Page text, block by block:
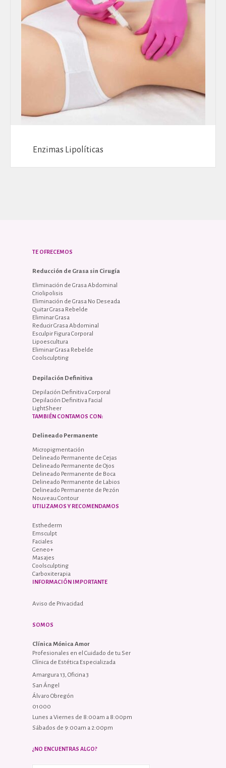
Enzimas Lipolíticas
TE OFRECEMOS
Reducción de Grasa sin Cirugía
Eliminación de Grasa Abdominal
Criolipolisis
Eliminación de Grasa No Deseada
Quitar Grasa Rebelde
Eliminar Grasa
Reducir Grasa Abdominal
Esculpir Figura Corporal
Lipoescultura
Eliminar Grasa Rebelde
Coolsculpting
Depilación Definitiva
Depilación Definitiva Corporal
Depilación Definitiva Facial
LightSheer
TAMBIÉN CONTAMOS CON:
Delineado Permanente
Micropigmentación
Delineado Permanente de Cejas
Delineado Permanente de Ojos
Delineado Permanente de Boca
Delineado Permanente de Labios
Delineado Permanente de Pezón
Nouveau Contour
UTILIZAMOS Y RECOMENDAMOS
Esthederm
Emsculpt
Faciales
Geneo+
Masajes
Coolsculpting
Carboxiterapia
INFORMACIÓN IMPORTANTE
Aviso de Privacidad
SOMOS
Clínica Mónica Amor
Profesionales en el Cuidado de tu Ser
Clínica de Estética Especializada
Amargura 13, Oficina 3
San Ángel
Álvaro Obregón
01000
Lunes a Viernes de 8:00am a 8:00pm
Sábados de 9:00am a 2:00pm
¿NO ENCUENTRAS ALGO?